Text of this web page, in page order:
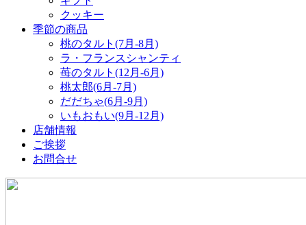
クッキー
季節の商品
桃のタルト(7月-8月)
ラ・フランスシャンティ
苺のタルト(12月-6月)
桃太郎(6月-7月)
だだちゃ(6月-9月)
いもおもい(9月-12月)
店舗情報
ご挨拶
お問合せ